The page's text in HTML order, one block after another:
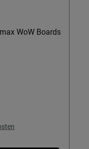
WoW Boards